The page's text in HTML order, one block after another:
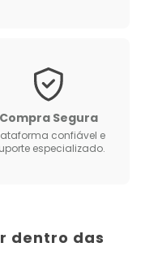
Compra Segura
confiável e
especializado.
dentro das